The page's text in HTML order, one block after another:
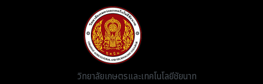
วิทยาลัยเกษตรและเทคโนโลยีชัยนาท